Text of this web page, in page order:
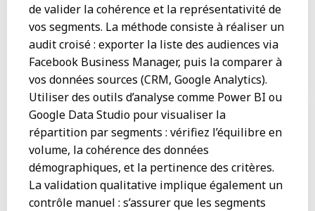
de valider la cohérence et la représentativité de
vos segments. La méthode consiste à réaliser un
audit croisé : exporter la liste des audiences via
Facebook Business Manager, puis la comparer à
vos données sources (CRM, Google Analytics).
Utiliser des outils d’analyse comme Power BI ou
Google Data Studio pour visualiser la
répartition par segments : vérifiez l’équilibre en
volume, la cohérence des données
démographiques, et la pertinence des critères.
La validation qualitative implique également un
contrôle manuel : s’assurer que les segments